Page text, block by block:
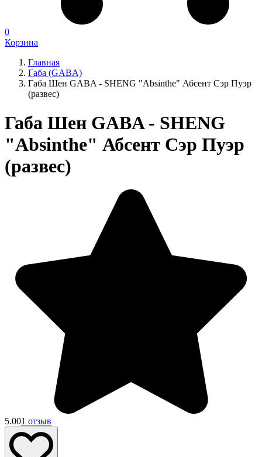
0
Корзина
Главная
Габа (GABA)
Габа Шен GABA - SHENG "Absinthe" Абсент Сэр Пуэр
(развес)
Габа Шен GABA - SHENG
"Absinthe" Абсент Сэр Пуэр
(развес)
5.001 отзыв